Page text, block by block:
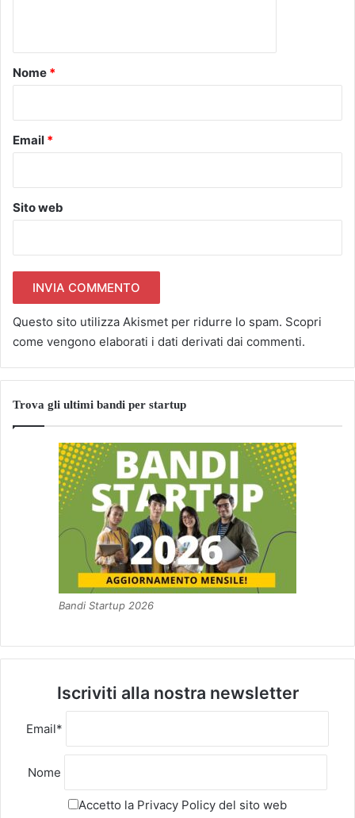
o
Nome *
Email *
Sito web
Questo sito utilizza Akismet per ridurre lo spam. Scopri
come vengono elaborati i dati derivati dai commenti.
Trova gli ultimi bandi per startup
Bandi Startup 2026
Iscriviti alla nostra newsletter
Email*
Nome
Accetto la Privacy Policy del sito web